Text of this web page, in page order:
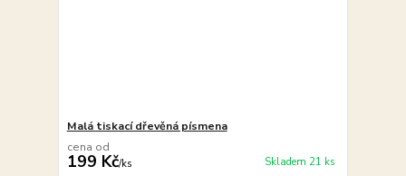
Malá tiskací dřevěná písmena
cena od
199 Kč/ks Skladem 21 ks